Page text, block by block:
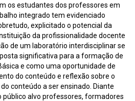
os estudantes dos professores em
integrado tem evidenciado
explicitado o potencial da
da profissionalidade docente
de um laboratório interdisciplinar se
significativa para a formação de
e como uma oportunidade de
do conteúdo e reflexão sobre o
conteúdo a ser ensinado. Diante
público alvo professores, formadores